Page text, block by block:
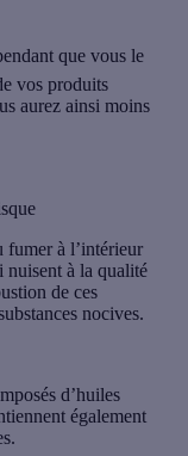
que vous le
vos produits
aurez ainsi moins
fumer à l’intérieur
nuisent à la qualité
de ces
nocives.
d’huiles
également